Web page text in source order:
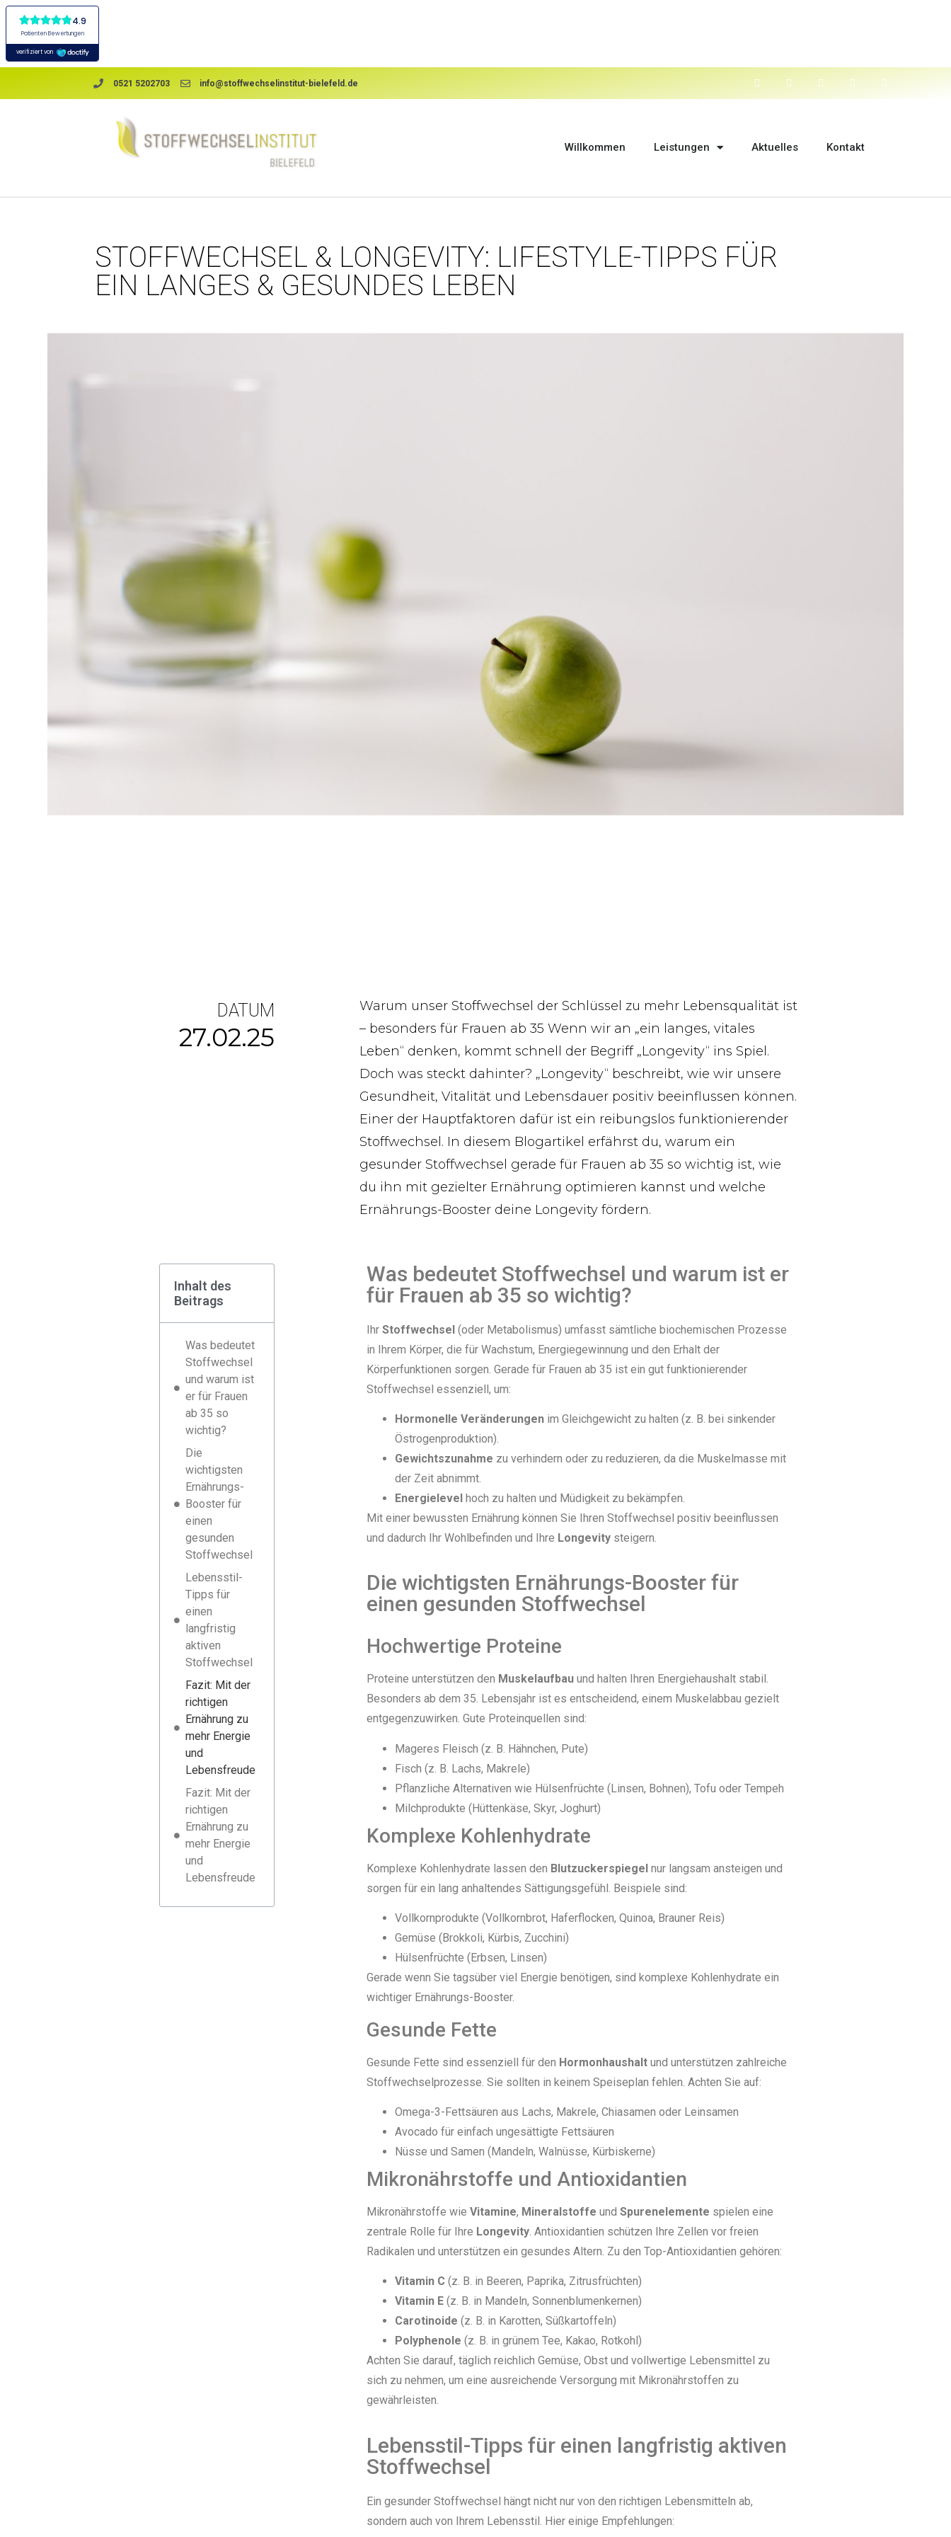
0521 5202703 info@stoffwechselinstitut-bielefeld.de
Willkommen Leistungen Aktuelles Kontakt
STOFFWECHSEL & LONGEVITY: LIFESTYLE-TIPPS FÜR
EIN LANGES & GESUNDES LEBEN
DATUM
27.02.25
Warum unser Stoffwechsel der Schlüssel zu mehr Lebensqualität ist
– besonders für Frauen ab 35 Wenn wir an „ein langes, vitales
Leben“ denken, kommt schnell der Begriff „Longevity“ ins Spiel.
Doch was steckt dahinter? „Longevity“ beschreibt, wie wir unsere
Gesundheit, Vitalität und Lebensdauer positiv beeinflussen können.
Einer der Hauptfaktoren dafür ist ein reibungslos funktionierender
Stoffwechsel. In diesem Blogartikel erfährst du, warum ein
gesunder Stoffwechsel gerade für Frauen ab 35 so wichtig ist, wie
du ihn mit gezielter Ernährung optimieren kannst und welche
Ernährungs-Booster deine Longevity fördern.
Inhalt des
Beitrags
Was bedeutet
Stoffwechsel
und warum ist
er für Frauen
ab 35 so
wichtig?
Die
wichtigsten
Ernährungs-
Booster für
einen
gesunden
Stoffwechsel
Lebensstil-
Tipps für
einen
langfristig
aktiven
Stoffwechsel
Fazit: Mit der
richtigen
Ernährung zu
mehr Energie
und
Lebensfreude
Fazit: Mit der
richtigen
Ernährung zu
mehr Energie
und
Lebensfreude
Was bedeutet Stoffwechsel und warum ist er
für Frauen ab 35 so wichtig?
Ihr Stoffwechsel(oder Metabolismus) umfasst sämtliche biochemischen Prozesse
in Ihrem Körper, die für Wachstum, Energiegewinnung und den Erhalt der
Körperfunktionen sorgen. Gerade für Frauen ab 35 ist ein gut funktionierender
Stoffwechsel essenziell, um:
Hormonelle Veränderungenim Gleichgewicht zu halten (z. B. bei sinkender
Östrogenproduktion).
Gewichtszunahme zu verhindern oder zu reduzieren, da die Muskelmasse mit
der Zeit abnimmt.
Energielevelhoch zu halten und Müdigkeit zu bekämpfen.
Mit einer bewussten Ernährung können Sie Ihren Stoffwechsel positiv beeinflussen
und dadurch Ihr Wohlbefinden und Ihre Longevitysteigern.
Die wichtigsten Ernährungs-Booster für
einen gesunden Stoffwechsel
Hochwertige Proteine
Proteine unterstützen den Muskelaufbauund halten Ihren Energiehaushalt stabil.
Besonders ab dem 35. Lebensjahr ist es entscheidend, einem Muskelabbau gezielt
entgegenzuwirken. Gute Proteinquellen sind:
Mageres Fleisch (z. B. Hähnchen, Pute)
Fisch (z. B. Lachs, Makrele)
Pflanzliche Alternativen wie Hülsenfrüchte (Linsen, Bohnen), Tofu oder Tempeh
Milchprodukte (Hüttenkäse, Skyr, Joghurt)
Komplexe Kohlenhydrate
Komplexe Kohlenhydrate lassen den Blutzuckerspiegelnur langsam ansteigen und
sorgen für ein lang anhaltendes Sättigungsgefühl. Beispiele sind:
Vollkornprodukte (Vollkornbrot, Haferflocken, Quinoa, Brauner Reis)
Gemüse (Brokkoli, Kürbis, Zucchini)
Hülsenfrüchte (Erbsen, Linsen)
Gerade wenn Sie tagsüber viel Energie benötigen, sind komplexe Kohlenhydrate ein
wichtiger Ernährungs-Booster.
Gesunde Fette
Gesunde Fette sind essenziell für den Hormonhaushaltund unterstützen zahlreiche
Stoffwechselprozesse. Sie sollten in keinem Speiseplan fehlen. Achten Sie auf:
Omega-3-Fettsäuren aus Lachs, Makrele, Chiasamen oder Leinsamen
Avocado für einfach ungesättigte Fettsäuren
Nüsse und Samen (Mandeln, Walnüsse, Kürbiskerne)
Mikronährstoffe und Antioxidantien
Mikronährstoffe wie Vitamine, Mineralstoffe und Spurenelemente spielen eine
zentrale Rolle für Ihre Longevity. Antioxidantien schützen Ihre Zellen vor freien
Radikalen und unterstützen ein gesundes Altern. Zu den Top-Antioxidantien gehören:
Vitamin C(z. B. in Beeren, Paprika, Zitrusfrüchten)
Vitamin E(z. B. in Mandeln, Sonnenblumenkernen)
Carotinoide (z. B. in Karotten, Süßkartoffeln)
Polyphenole (z. B. in grünem Tee, Kakao, Rotkohl)
Achten Sie darauf, täglich reichlich Gemüse, Obst und vollwertige Lebensmittel zu
sich zu nehmen, um eine ausreichende Versorgung mit Mikronährstoffen zu
gewährleisten.
Lebensstil-Tipps für einen langfristig aktiven
Stoffwechsel
Ein gesunder Stoffwechsel hängt nicht nur von den richtigen Lebensmitteln ab,
sondern auch von Ihrem Lebensstil. Hier einige Empfehlungen: